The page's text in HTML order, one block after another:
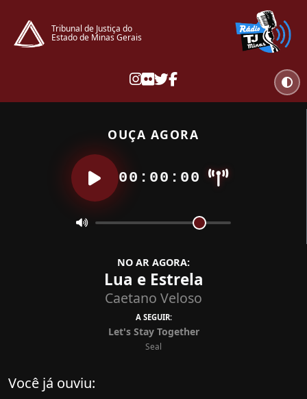
Tribunal de Justiça do
Estado de Minas Gerais
OUÇA AGORA
00:00:00
NO AR AGORA:
Lua e Estrela
Caetano Veloso
A SEGUIR:
Let's Stay Together
Seal
Você já ouviu: